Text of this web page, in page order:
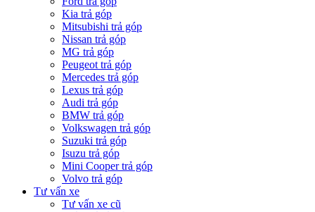
Kia trả góp
Mitsubishi trả góp
Nissan trả góp
MG trả góp
Peugeot trả góp
Mercedes trả góp
Lexus trả góp
Audi trả góp
BMW trả góp
Volkswagen trả góp
Suzuki trả góp
Isuzu trả góp
Mini Cooper trả góp
Volvo trả góp
Tư vấn xe
Tư vấn xe cũ